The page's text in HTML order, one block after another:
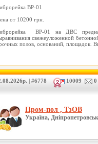
ВР-01
от 10200 грн.
ВР-01 на ДВС
свежеуложенной
полов, оснований, площадок.
| #6778 10009 0
Пром-пол , ТзОВ
Україна,